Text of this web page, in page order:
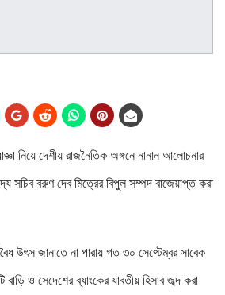
নিয়ে দেশীয় রাজনৈতিক অঙ্গনে নানান আলোচনার
সচিব বরুণ দেব মিত্রের বিপুল সম্পদ বাজেয়াপ্ত করা
উৎস জানাতে না পারায় গত ৩০ সেপ্টেম্বর সাবেক
বাড়ি ও সেদেশের ব্যাংকের যাবতীয় হিসাব জব্দ করা